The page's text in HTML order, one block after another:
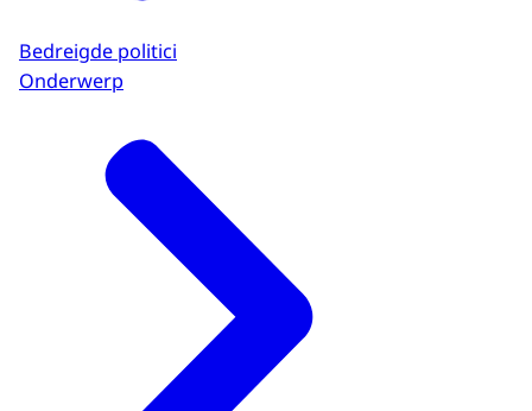
Bedreigde politici
Onderwerp